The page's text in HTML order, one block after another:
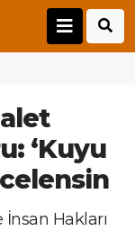
‘Kuyu
Hakları